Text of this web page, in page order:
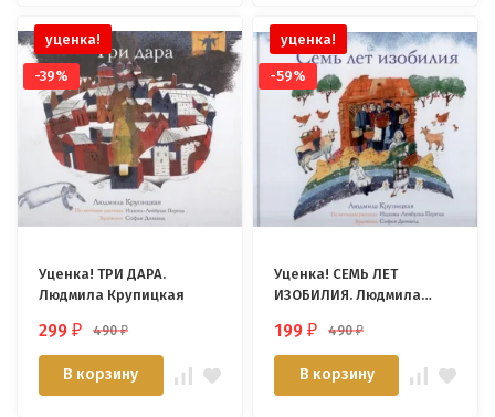
уценка!
-39%
Уценка! ТРИ ДАРА.
Людмила Крупицкая
299₽ 490₽
В корзину
уценка!
-59%
Уценка! СЕМЬ ЛЕТ
ИЗОБИЛИЯ. Людмила
199₽ 490₽
В корзину